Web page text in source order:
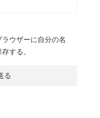
ウザーに自分の名
する。